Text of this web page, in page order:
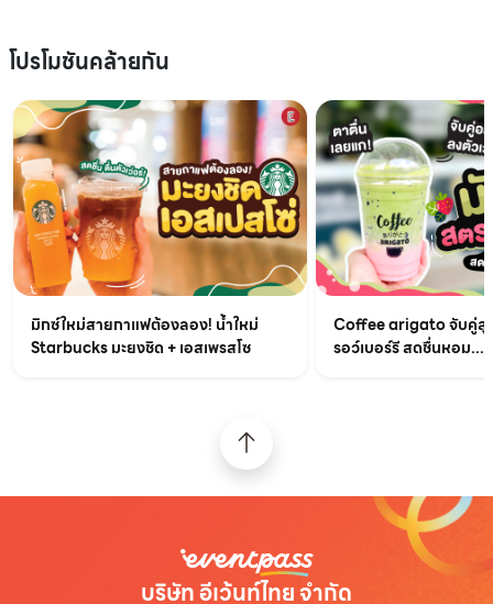
โปรโมชันคล้ายกัน
มิกซ์ใหม่สายกาแฟต้องลอง! น้ำใหม่
Starbucks มะยงชิด + เอสเพรสโซ
Coffee arigato จับคู่สุ
รอว์เบอร์รี สดชื่นหอม...
บริษัท อีเว้นท์ไทย จำกัด